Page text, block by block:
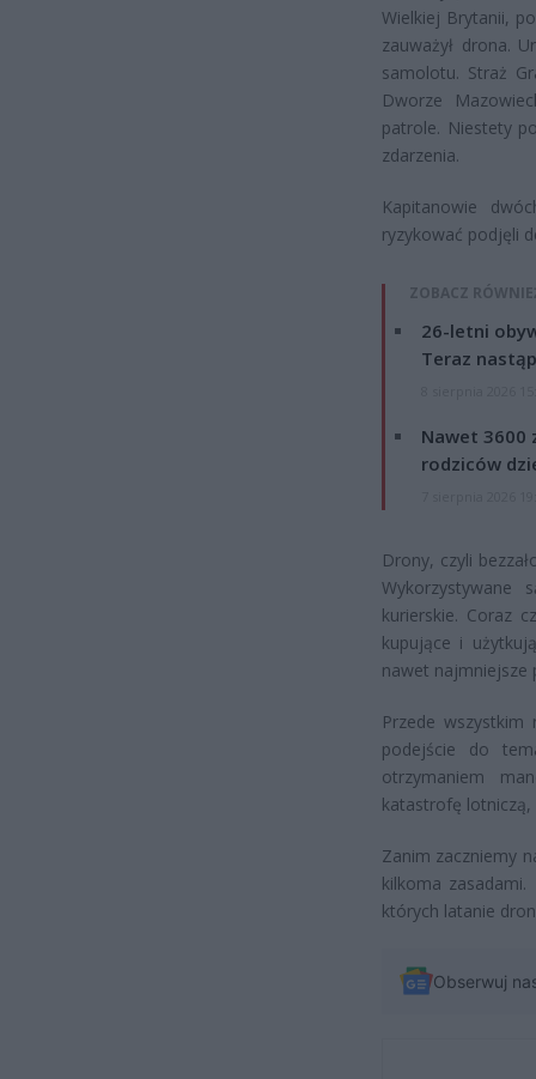
Wielkiej Brytanii,
zauważył drona.
samolotu. Straż
Dworze
patrole. Niestety
zdarzenia.
Kapitanowie
ryzykować podjęli
ZOBACZ
26-letni
Teraz
Nawet 3600
rodziców
Drony, czyli
kurierskie. Coraz
kupujące i
nawet najmniejsze
Przede
podejście do
otrzymaniem
katastrofę lotniczą,
Zanim zaczniemy
kilkoma zasadami.
których latanie
Obserwuj